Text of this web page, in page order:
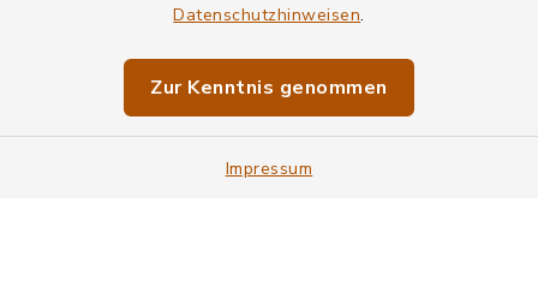
Datenschutzhinweisen.
Zur Kenntnis genommen
Impressum
Impressum
Sitemap